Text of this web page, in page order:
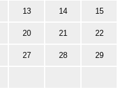
13 14 15
20 21 22
27 28 29